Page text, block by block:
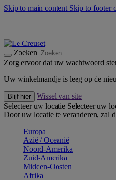
Skip to main content Skip to footer
Zoeken
Zorg ervoor dat uw wachtwoord
Uw winkelmandje is leeg op de
Blijf hier
Wissel van site
Selecteer uw locatie Selecteer uw
Door uw locatie te veranderen, zal
Europa
Aziё / Oceaniё
Noord-Amerika
Zuid-Amerika
Midden-Oosten
Afrika